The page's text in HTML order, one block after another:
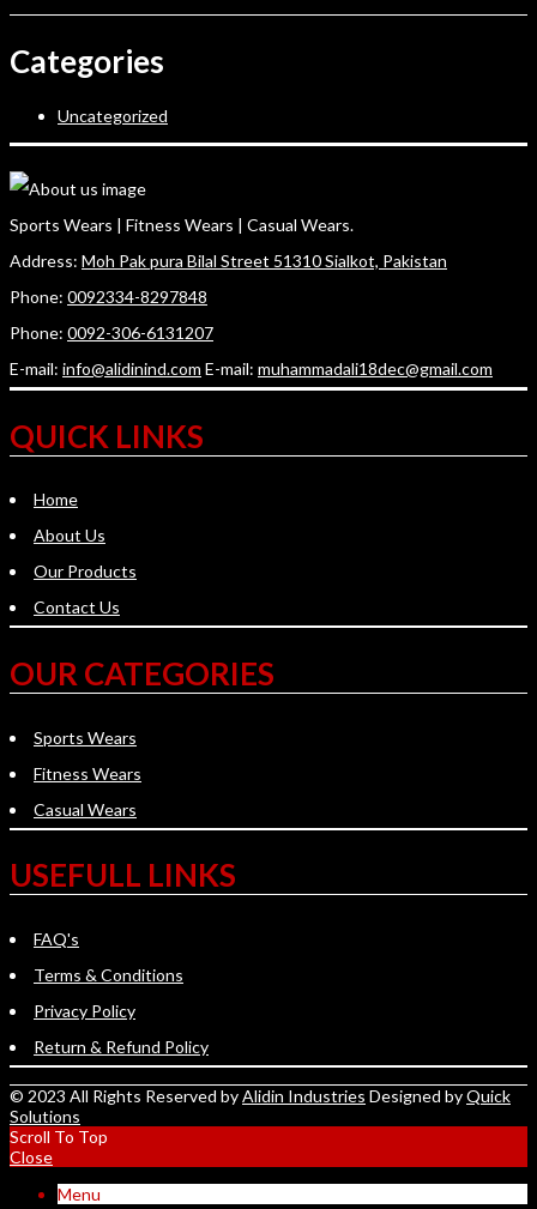
Categories
Uncategorized
Sports Wears | Fitness Wears | Casual Wears.
Address: Moh Pak pura Bilal Street 51310 Sialkot, Pakistan
Phone: 0092334-8297848
Phone: 0092-306-6131207
E-mail: info@alidinind.com E-mail: muhammadali18dec@gmail.com
QUICK LINKS
Home
About Us
Our Products
Contact Us
OUR CATEGORIES
Sports Wears
Fitness Wears
Casual Wears
USEFULL LINKS
FAQ's
Terms & Conditions
Privacy Policy
Return & Refund Policy
© 2023 All Rights Reserved byAlidin Industries Designed byQuick
Solutions
Scroll To Top
Close
Menu